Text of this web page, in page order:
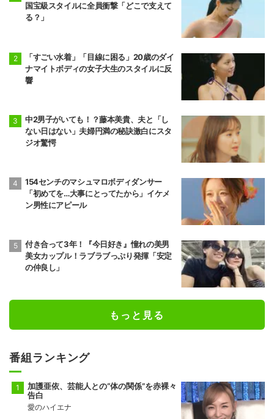
国宝級スタイルに全員衝撃「どこで支えて
る？」
「すごい水着」「目線に困る」20歳のダイ
ナマイトボディの女子大生のスタイルに反
響
中2男子がいても！？藤本美貴、夫と「し
ない日はない」夫婦円満の秘訣激白にスタ
ジオ驚愕
154センチのマシュマロボディダンサー
「初めてを…大事にとってたから」イケメ
ン男性にアピール
付き合って3年！『今日好き』憧れの美男
美女カップル！ラブラブっぷり発揮「安定
の仲良し」
もっと見る
番組ランキング
加護亜依、芸能人との“体の関係”を赤裸々
告白
愛のハイエナ